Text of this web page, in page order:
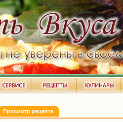
Просмотр рецепта